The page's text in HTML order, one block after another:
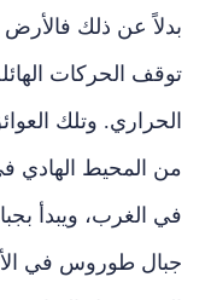
بدلاً عن ذلك فالأرض
توقف الحركات
الحراري. وتلك
من المحيط الهادي
في الغرب، ويبدأ
جبال طوروس في